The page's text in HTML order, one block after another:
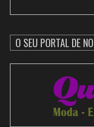
O SEU PORTAL DE